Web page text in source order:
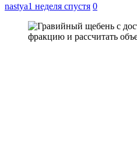
nastya1 неделя спустя 0